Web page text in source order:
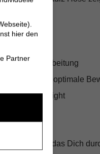
Detailverarbeitung
Elasthan für optimale
dank Ultralight
Stück Luxus, das Dich
hier den
Partner